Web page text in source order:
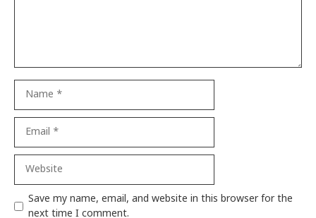
Website
Save my name, email, and website in this browser for the
next time I comment.